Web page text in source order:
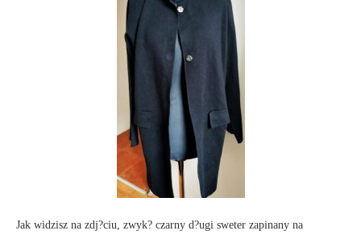
Jak widzisz na zdj?ciu, zwyk? czarny d?ugi sweter zapinany na